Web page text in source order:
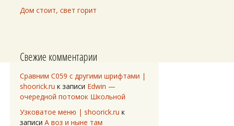
Дом стоит, свет горит
Свежие комментарии
Сравним C059 с другими шрифтами |
shoorick.ru к записи Edwin —
очередной потомок Школьной
Узковатое меню | shoorick.ru к
записи А воз и ныне там